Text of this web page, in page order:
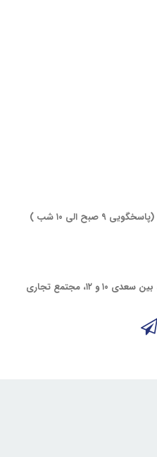
مشهد، خیابان سعدی، بین سعدی ۱۰ و ۱۲، مجتمع تجاری